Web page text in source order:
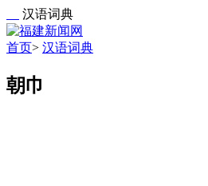
汉语词典
首页> 汉语词典
朝巾